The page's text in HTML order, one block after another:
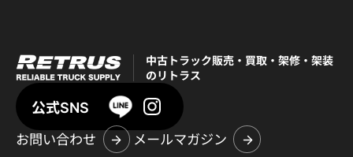
中古トラック販売・買取・架修・架装
のリトラス
公式SNS
お問い合わせ
メールマガジン